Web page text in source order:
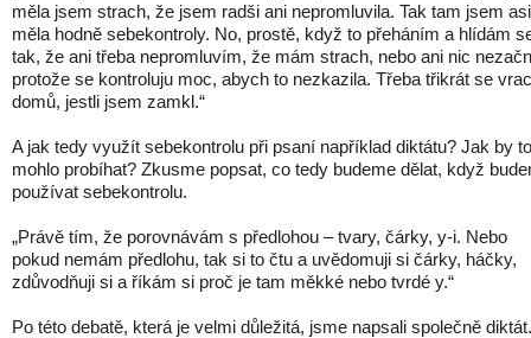
měla jsem strach, že jsem radši ani nepromluvila. Tak tam jsem asi
měla hodně sebekontroly. No, prostě, když to přeháním a hlídám
tak, že ani třeba nepromluvím, že mám strach, nebo ani nic
protože se kontroluju moc, abych to nezkazila. Třeba třikrát se
domů, jestli jsem zamkl.“
A jak tedy využít sebekontrolu při psaní například diktátu? Jak by to
mohlo probíhat? Zkusme popsat, co tedy budeme dělat, když
používat sebekontrolu.
„Právě tím, že porovnávám s předlohou – tvary, čárky, y-i. Nebo
pokud nemám předlohu, tak si to čtu a uvědomuji si čárky, háčky,
zdůvodňuji si a říkám si proč je tam měkké nebo tvrdé y.“
Po této debatě, která je velmi důležitá, jsme napsali společně diktát.